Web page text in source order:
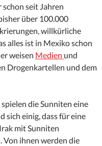
seit Jahren
über 100.000
willkürliche
alles ist in Mexiko schon
weisen Medien und
Drogenkartellen und dem
spielen die Sunniten eine
sich einig, dass für eine
mit Sunniten
Von ihnen werden die